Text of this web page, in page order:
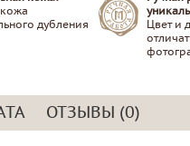
кожа
дубления
Цвет и
ОТЗЫВЫ (0)